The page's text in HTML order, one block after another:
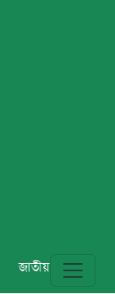
জাতীয় বিশ্ব